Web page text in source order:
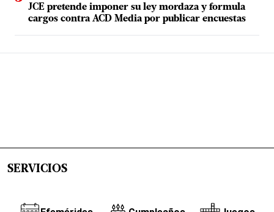
JCE pretende imponer su ley mordaza y formula
cargos contra ACD Media por publicar encuestas
SERVICIOS